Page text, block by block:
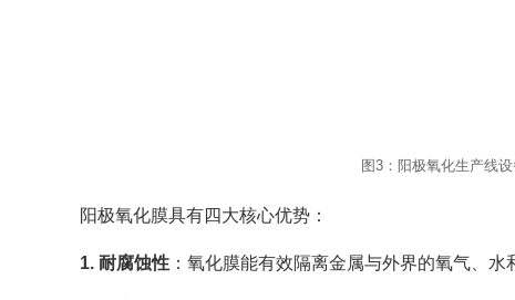
图3：阳极氧化生产线
阳极氧化膜具有四大核心优势：
1. 耐腐蚀性 ：氧化膜能有效隔离金属与外界的氧气、